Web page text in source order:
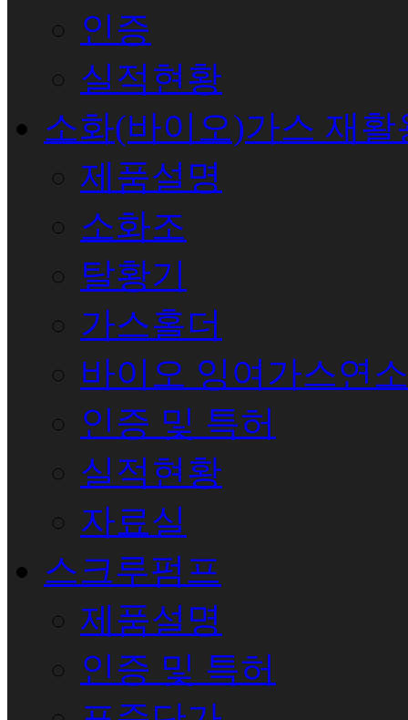
인증
실적현황
소화(바이오)가스 재활
제품설명
소화조
탈황기
가스홀더
바이오 잉여가스연
인증 및 특허
실적현황
자료실
스크루펌프
제품설명
인증 및 특허